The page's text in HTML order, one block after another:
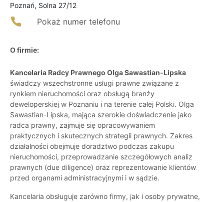
Poznań, Solna 27/12
Pokaż numer telefonu
O firmie:
Kancelaria Radcy Prawnego Olga Sawastian-Lipska
świadczy wszechstronne usługi prawne związane z
rynkiem nieruchomości oraz obsługą branży
deweloperskiej w Poznaniu i na terenie całej Polski. Olga
Sawastian-Lipska, mająca szerokie doświadczenie jako
radca prawny, zajmuje się opracowywaniem
praktycznych i skutecznych strategii prawnych. Zakres
działalności obejmuje doradztwo podczas zakupu
nieruchomości, przeprowadzanie szczegółowych analiz
prawnych (due diligence) oraz reprezentowanie klientów
przed organami administracyjnymi i w sądzie.
Kancelaria obsługuje zarówno firmy, jak i osoby prywatne,